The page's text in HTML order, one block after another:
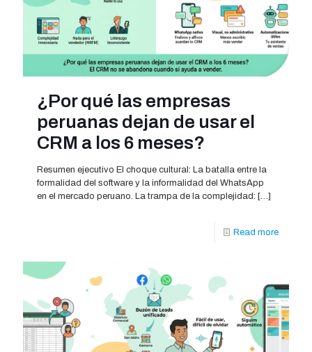
¿Por qué las empresas
peruanas dejan de usar el
CRM a los 6 meses?
Resumen ejecutivo El choque cultural: La batalla entre la
formalidad del software y la informalidad del WhatsApp
en el mercado peruano. La trampa de la complejidad: […]
Read more